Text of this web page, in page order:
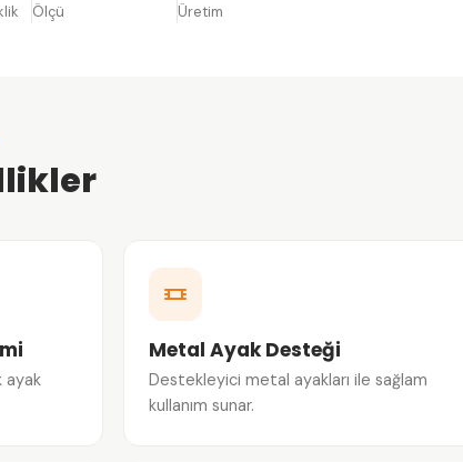
Ölçü Üretim
ayak
Metal Ayak Desteği
Destekleyici metal ayakları ile sağlam
kullanım sunar.